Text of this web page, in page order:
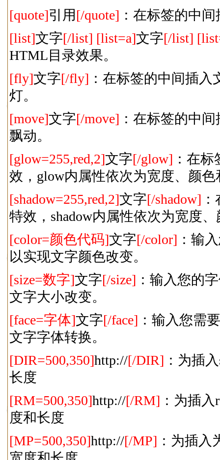
[quote]引用 [/quote] ：在标签的中
[list]文字[/list] [list=a]文字[/list]
HTML目录效果。
[fly]文字[/fly] ：在标签的中间插
灯。
[move]文字[/move] ：在标签的中
飘动。
[glow=255,red,2]文字[/glow] ：在
效，glow内属性依次为宽度、颜
[shadow=255,red,2]文字[/shadow]
特效，shadow内属性依次为宽度
[color=颜色代码]文字[/color] ：输
以实现文字颜色改变。
[size=数字]文字[/size] ：输入您的
文字大小改变。
[face=字体]文字[/face] ：输入您需
文字字体转换。
[DIR=500,350]http://[/DIR] ：为插
长度
[RM=500,350]http://[/RM] ：为插
度和长度
[MP=500,350]http://[/MP] ：为插入